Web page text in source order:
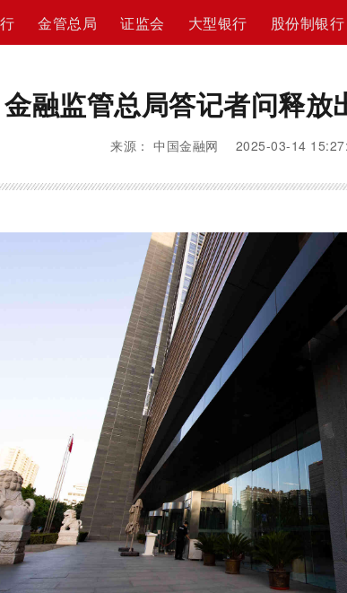
金管总局 证监会 大型银行 股份制银行
金融监管总局答记者问释放
来源： 中国金融网 2025-03-14